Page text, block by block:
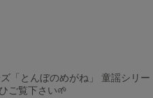
「とんぼのめがね」 童謡シリー
ご覧下さい🌱